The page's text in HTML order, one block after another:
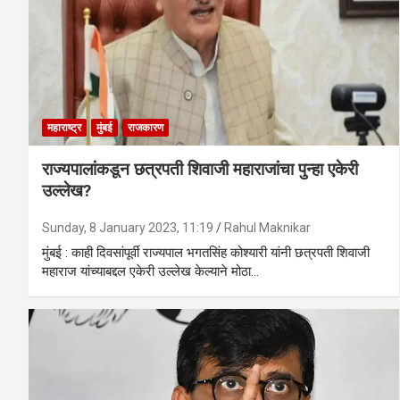
महाराष्ट्र मुंबई राजकारण
राज्यपालांकडून छत्रपती शिवाजी महाराजांचा पुन्हा एकेरी
उल्लेख?
Sunday, 8 January 2023, 11:19 Rahul Maknikar
मुंबई : काही दिवसांपूर्वी राज्यपाल भगतसिंह कोश्यारी यांनी छत्रपती शिवाजी
महाराज यांच्याबद्दल एकेरी उल्लेख केल्याने मोठा…